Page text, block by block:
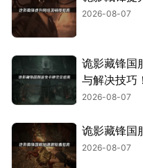
2026-08-07
诡影藏锋国
与解决技巧！
2026-08-07
诡影藏锋国
2026-08-07